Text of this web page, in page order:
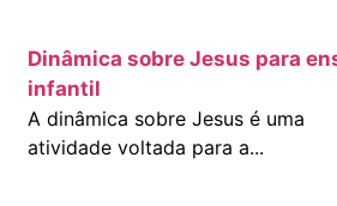
Dinâmica sobre Jesus para
infantil
A dinâmica sobre Jesus é uma
atividade voltada para a...